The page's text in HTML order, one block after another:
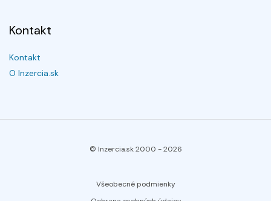
Kontakt
Kontakt
O Inzercia.sk
© Inzercia.sk 2000 -2026
Všeobecné podmienky